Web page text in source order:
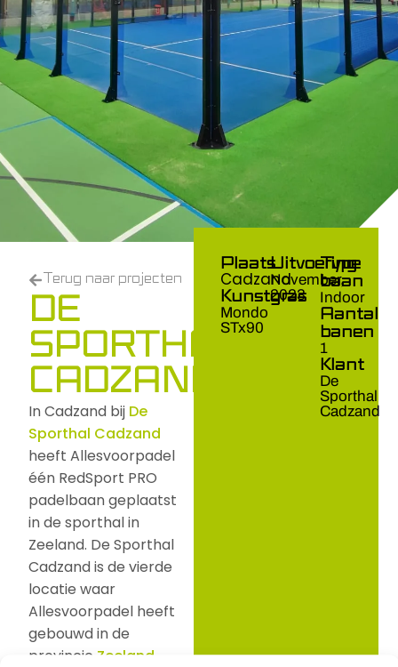
Terug naar projecten
DE
SPORTHAL
CADZAND
In Cadzand bij De
Sporthal Cadzand
heeft Allesvoorpadel
één RedSport PRO
padelbaan geplaatst
in de sporthal in
Zeeland. De Sporthal
Cadzand is de vierde
locatie waar
Allesvoorpadel heeft
gebouwd in de
provincie Zeeland
Plaats
Cadzand
Kunstgras
Mondo
STx90
Uitvoering
November,
2023
Type
baan
Indoor
Aantal
banen
1
Klant
De
Sporthal
Cadzand